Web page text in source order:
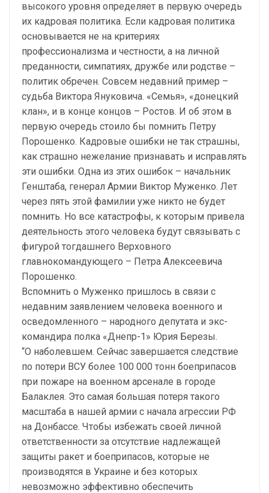
высокого уровня определяет в первую очередь
их кадровая политика. Если кадровая политика
основывается не на критериях
профессионализма и честности, а на личной
преданности, симпатиях, дружбе или родстве –
политик обречен. Совсем недавний пример –
судьба Виктора Януковича. «Семья», «донецкий
клан», и в конце концов – Ростов. И об этом в
первую очередь стоило бы помнить Петру
Порошенко. Кадровые ошибки не так страшны,
как страшно нежелание признавать и исправлять
эти ошибки. Одна из этих ошибок – начальник
Генштаба, генерал Армии Виктор Муженко. Лет
через пять этой фамилии уже никто не будет
помнить. Но все катастрофы, к которым привела
деятельность этого человека будут связывать с
фигурой тогдашнего Верховного
главнокомандующего – Петра Алексеевича
Порошенко.
Вспомнить о Муженко пришлось в связи с
недавним заявлением человека военного и
осведомленного – народного депутата и экс-
командира полка «Днепр-1» Юрия Березы.
“О наболевшем. Сейчас завершается следствие
по потери ВСУ более 100 000 тонн боеприпасов
при пожаре на военном арсенале в городе
Балаклея. Это самая большая потеря такого
масштаба в нашей армии с начала агрессии РФ
на Донбассе. Чтобы избежать своей личной
ответственности за отсутствие надлежащей
защиты ракет и боеприпасов, которые не
производятся в Украине и без которых
невозможно эффективно обеспечить